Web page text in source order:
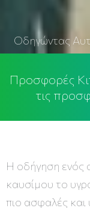
Οδηγώντας
Προσφορές
τις
Η οδήγηση ενός
καυσίμου το
πιο ασφαλές και